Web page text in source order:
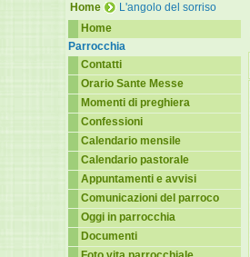
Home
L'angolo del sorriso
Home
Parrocchia
Contatti
Orario Sante Messe
Momenti di preghiera
Confessioni
Calendario mensile
Calendario pastorale
Appuntamenti e avvisi
Comunicazioni del parroco
Oggi in parrocchia
Documenti